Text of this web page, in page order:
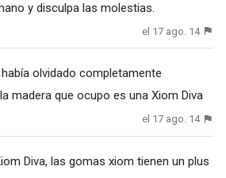
y disculpa las molestias.
el 17 ago. 14
olvidado completamente
madera que ocupo es una Xiom Diva
el 17 ago. 14
Diva, las gomas xiom tienen un plus